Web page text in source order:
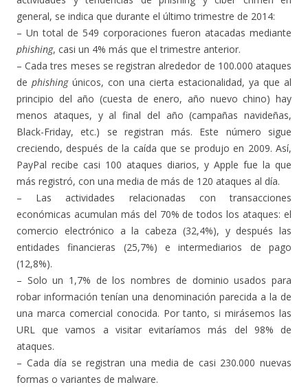
general, se indica que durante el último trimestre de 2014:
– Un total de 549 corporaciones fueron atacadas mediante
phishing, casi un 4% más que el trimestre anterior.
– Cada tres meses se registran alrededor de 100.000 ataques
de phishingúnicos, con una cierta estacionalidad, ya que al
principio del año (cuesta de enero, año nuevo chino) hay
menos ataques, y al final del año (campañas navideñas,
Black-Friday, etc.) se registran más. Este número sigue
creciendo, después de la caída que se produjo en 2009. Así,
PayPal recibe casi 100 ataques diarios, y Apple fue la que
más registró, con una media de más de 120 ataques al día.
– Las actividades relacionadas con transacciones
económicas acumulan más del 70% de todos los ataques: el
comercio electrónico a la cabeza (32,4%), y después las
entidades financieras (25,7%) e intermediarios de pago
(12,8%).
– Solo un 1,7% de los nombres de dominio usados para
robar información tenían una denominación parecida a la de
una marca comercial conocida. Por tanto, si mirásemos las
URL que vamos a visitar evitaríamos más del 98% de
ataques.
– Cada día se registran una media de casi 230.000 nuevas
formas o variantes de malware.